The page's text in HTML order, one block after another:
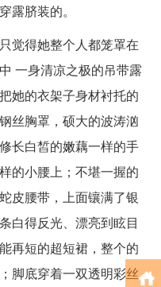
脐装的。
觉得她整个人都笼罩在
一身清凉之极的吊带露
她的衣架子身材衬托的
丝胸罩，硕大的波涛汹
长白皙的嫩藕一样的手
的小腰上；不堪一握的
皮腰带，上面镶满了银
白得反光、漂亮到眩目
再短的超短裙，整个的
脚底穿着一双透明彩丝